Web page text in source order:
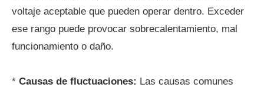
voltaje aceptable que pueden operar dentro. Exceder
ese rango puede provocar sobrecalentamiento, mal
funcionamiento o daño.
* Causas de fluctuaciones: Las causas comunes